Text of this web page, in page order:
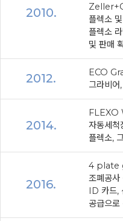
2010.
플렉소
플렉소
및 판매
2012.
ECO
그라비어
2014.
FLEXO
자동세척
플렉소,
2016.
4 plate
조폐공사
ID 카드,
공급으로